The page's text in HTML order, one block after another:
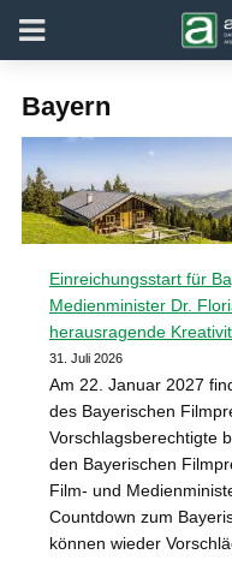
Bayern
Einreichungsstart für
Medienminister Dr.
herausragende
31. Juli 2026
Am 22. Januar 2027
des Bayerischen
Vorschlagsberechtigte
den Bayerischen
Film- und
Countdown zum
können wieder